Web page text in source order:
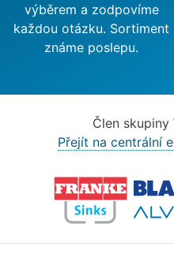
výběrem a zodpovíme
každou otázku. Sortiment
známe poslepu.
Člen skupiny
Přejít na centrální